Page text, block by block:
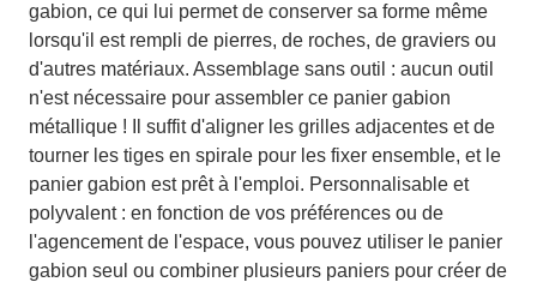
gabion, ce qui lui permet de conserver sa forme même
lorsqu'il est rempli de pierres, de roches, de graviers ou
d'autres matériaux. Assemblage sans outil : aucun outil
n'est nécessaire pour assembler ce panier gabion
métallique ! Il suffit d'aligner les grilles adjacentes et de
tourner les tiges en spirale pour les fixer ensemble, et le
panier gabion est prêt à l'emploi. Personnalisable et
polyvalent : en fonction de vos préférences ou de
l'agencement de l'espace, vous pouvez utiliser le panier
gabion seul ou combiner plusieurs paniers pour créer de